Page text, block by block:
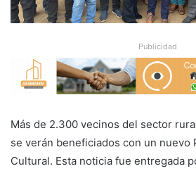
Publicidad
Más de 2.300 vecinos del sector
se verán beneficiados con un nuevo
Cultural. Esta noticia fue entregada